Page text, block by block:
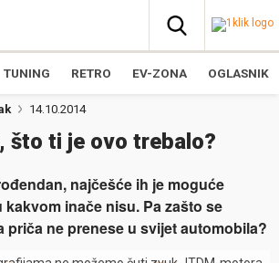
TUNING RETRO EV-ZONA OGLASNIK
14.10.2014
što ti je ovo trebalo?
najčešće ih je moguće
inače nisu. Pa zašto se
priča ne prenese u svijet automobila?